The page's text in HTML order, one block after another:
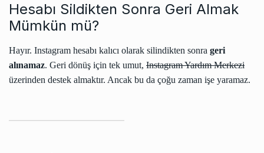
Hesabı Sildikten Sonra Geri Almak
Mümkün mü?
Hayır. Instagram hesabı kalıcı olarak silindikten sonra geri
alınamaz. Geri dönüş için tek umut, Instagram Yardım Merkezi
üzerinden destek almaktır. Ancak bu da çoğu zaman işe yaramaz.